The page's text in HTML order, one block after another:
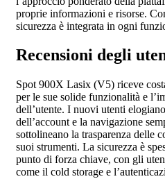
proprie informazioni e risorse.
sicurezza è integrata in ogni
Recensioni degli
Spot 900X Lasix (V5) riceve
per le sue solide funzionalità e
dell’utente. I nuovi utenti
dell’account e la navigazione
sottolineano la trasparenza delle
suoi strumenti. La sicurezza è
punto di forza chiave, con gli
come il cold storage e